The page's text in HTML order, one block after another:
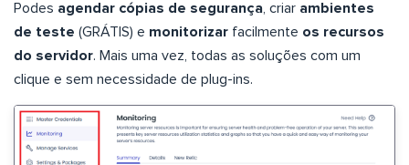
Podes agendar cópias de segurança, criar ambientes
de teste (GRÁTIS) e monitorizar facilmente os recursos
do servidor. Mais uma vez, todas as soluções com um
clique e sem necessidade de plug-ins.